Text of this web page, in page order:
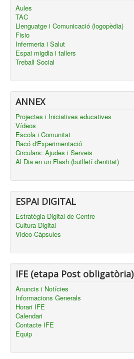
Aules
TAC
Llenguatge i Comunicació (logopèdia)
Fisio
Infermeria i Salut
Espai migdia i tallers
Treball Social
ANNEX
Projectes i Iniciatives educatives
Vídeos
Escola i Comunitat
Racó d'Experimentació
Circulars: Ajudes i Serveis
Al Dia en un Flash (butlletí d'entitat)
ESPAI DIGITAL
Estratègia Digital de Centre
Cultura Digital
Video-Càpsules
IFE (etapa Post obligatòria)
Anuncis i Notícies
Informacions Generals
Horari IFE
Calendari
Contacte IFE
Equip